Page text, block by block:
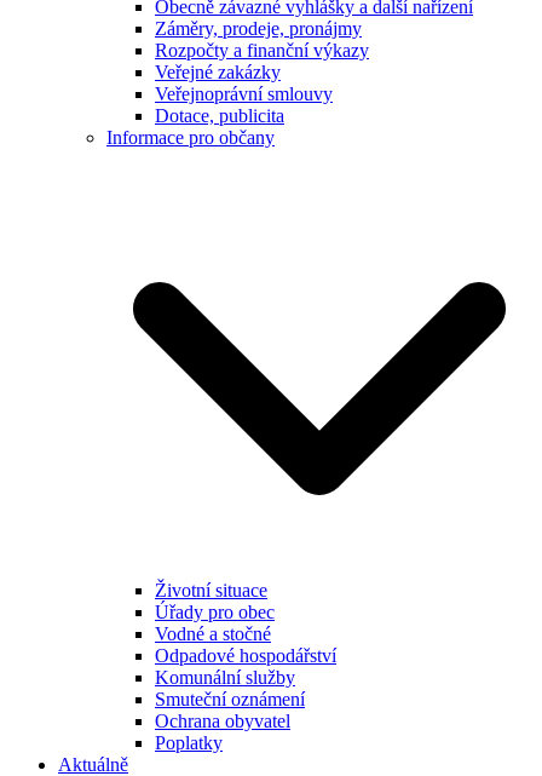
Obecně závazné vyhlášky a další nařízení
Záměry, prodeje, pronájmy
Rozpočty a finanční výkazy
Veřejné zakázky
Veřejnoprávní smlouvy
Dotace, publicita
Informace pro občany
Životní situace
Úřady pro obec
Vodné a stočné
Odpadové hospodářství
Komunální služby
Smuteční oznámení
Ochrana obyvatel
Poplatky
Aktuálně